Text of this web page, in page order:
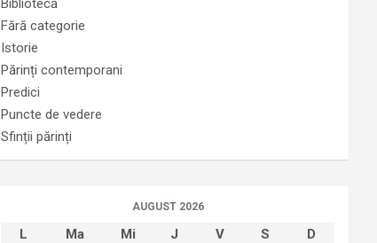
Bibliotecă
Fără categorie
Istorie
Părinți contemporani
Predici
Puncte de vedere
Sfinții părinți
AUGUST 2026
L Ma Mi J V S
D